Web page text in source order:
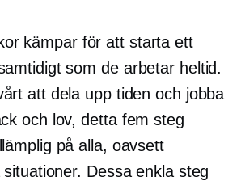
kämpar för att starta ett
som de arbetar heltid.
att dela upp tiden och jobba
och lov, detta fem steg
på alla, oavsett
Dessa enkla steg